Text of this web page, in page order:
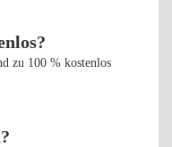
zu 100 % kostenlos